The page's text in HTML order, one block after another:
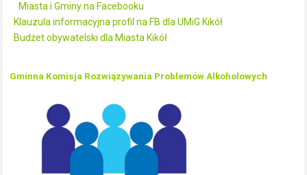
Miasta i Gminy na Facebooku
Klauzula informacyjna profil na FB dla UMiG Kikół
Budżet obywatelski dla Miasta Kikół
Gminna Komisja Rozwiązywania Problemów Alkoholowych